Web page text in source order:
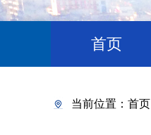
首页
当前位置： 首页